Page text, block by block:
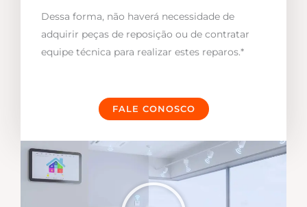
Dessa forma, não haverá necessidade de
adquirir peças de reposição ou de contratar
equipe técnica para realizar estes reparos.*
FALE CONOSCO